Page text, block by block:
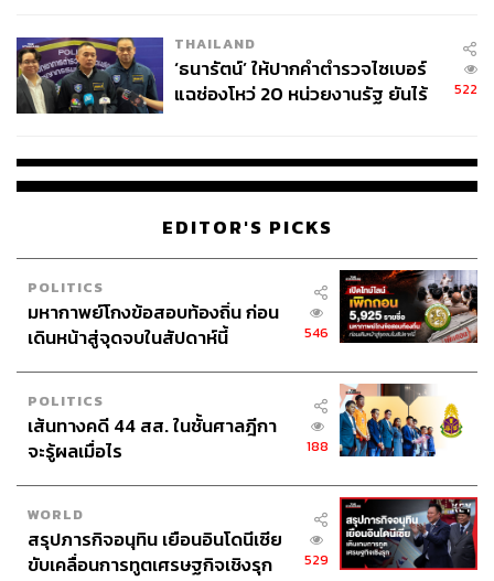
THAILAND
‘ธนารัตน์’ ให้ปากคำตำรวจไซเบอร์
แฉช่องโหว่ 20 หน่วยงานรัฐ ยันไร้
522
EDITOR'S PICKS
POLITICS
มหากาพย์โกงข้อสอบท้องถิ่น ก่อน
เดินหน้าสู่จุดจบในสัปดาห์นี้
546
POLITICS
เส้นทางคดี 44 สส. ในชั้นศาลฎีกา
จะรู้ผลเมื่อไร
188
WORLD
สรุปภารกิจอนุทิน เยือนอินโดนีเซีย
ขับเคลื่อนการทูตเศรษฐกิจเชิงรุก
529